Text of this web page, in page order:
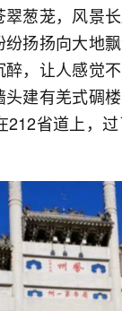
葱茏，风景
扬扬向大地
，让人感觉
建有羌式碉
212省道上，